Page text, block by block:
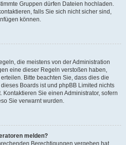
Gruppen dürfen Dateien hochladen.
falls Sie sich nicht sicher sind,
können.
die meistens von der Administration
eine dieser Regeln verstoßen haben,
Bitte beachten Sie, dass dies die
Boards ist und phpBB Limited nichts
Kontaktieren Sie einen Administrator, sofern
Sie verwarnt wurden.
melden?
Berechtigungen vergeben hat,